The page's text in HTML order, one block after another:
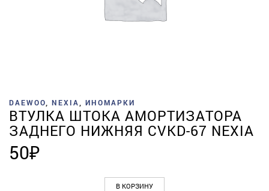
DAEWOO NEXIA ИНОМАРКИ
ВТУЛКА ШТОКА АМОРТИЗАТОРА
ЗАДНЕГО НИЖНЯЯ CVKD-67 NEXIA
50₽
В КОРЗИНУ